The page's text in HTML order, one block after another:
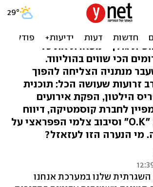
גולן?
בלונדינית העונה לשם הכל
גולן - מפארת את כל
הכי שווים בהוליווד.
מנתניה הצליחה להפוך
זרועות שעושה הכל: תוכנית
הילטון, הפקת אירועים
לחברת קוסמטיקה, דיווח
למגזין הנחשב "O.K" וסיבוב צלמי הפפראצי על
מי הנערה הזו לעזאזל?
שלנו במערכת אנחנו